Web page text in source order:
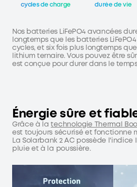
cycles de charge durée de vie
Nos batteries LiFePO4 avancées
longtemps que les batteries
cycles, et six fois plus longtemps
lithium ternaire. Vous pouvez être
est conçue pour durer dans le
Énergie sûre et
Grâce à latechnologie Thermal
est toujours sécurisé et fonctionne
La Solarbank 2 AC possède l'indice
pluie et à la poussière.